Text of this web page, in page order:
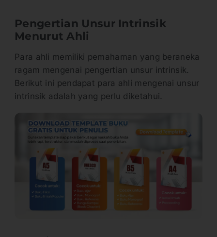
Pengertian Unsur Intrinsik
Menurut Ahli
Para ahli memiliki pemahaman yang beraneka
ragam mengenai pengertian unsur intrinsik.
Berikut ini pendapat para ahli mengenai unsur
intrinsik adalah yang perlu diketahui.